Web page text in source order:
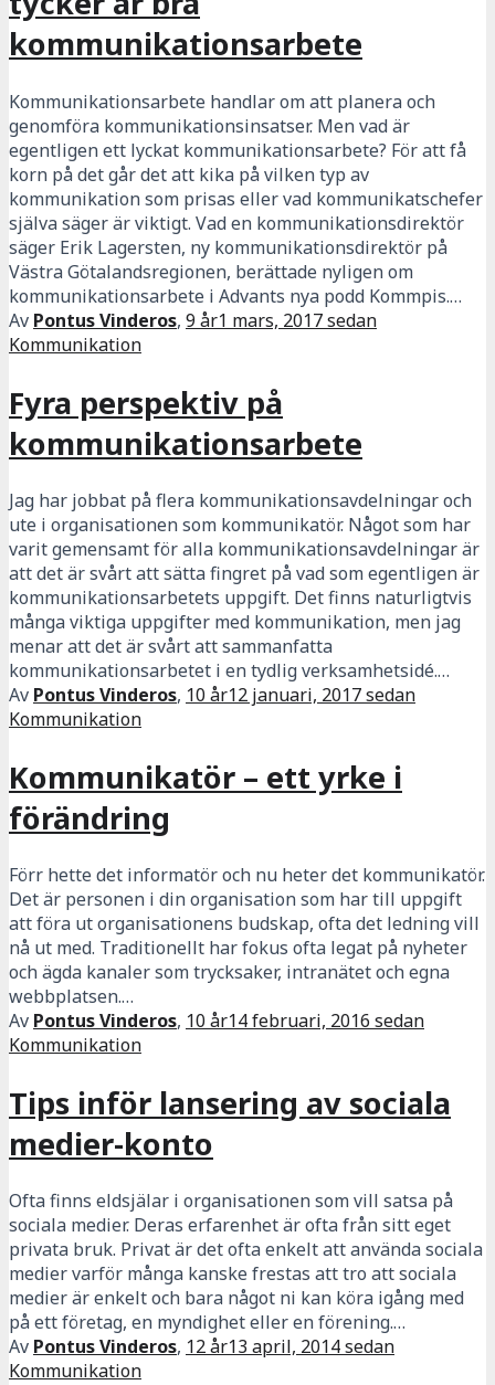
kommunikationsarbete
Kommunikationsarbete handlar om att planera och
genomföra kommunikationsinsatser. Men vad är
egentligen ett lyckat kommunikationsarbete? För att få
korn på det går det att kika på vilken typ av
kommunikation som prisas eller vad kommunikatschefer
själva säger är viktigt. Vad en kommunikationsdirektör
säger Erik Lagersten, ny kommunikationsdirektör på
Västra Götalandsregionen, berättade nyligen om
kommunikationsarbete i Advants nya podd Kommpis.…
Av Pontus Vinderos, 9 år1 mars, 2017sedan
Kommunikation
Fyra perspektiv på
kommunikationsarbete
Jag har jobbat på flera kommunikationsavdelningar och
ute i organisationen som kommunikatör. Något som har
varit gemensamt för alla kommunikationsavdelningar är
att det är svårt att sätta fingret på vad som egentligen är
kommunikationsarbetets uppgift. Det finns naturligtvis
många viktiga uppgifter med kommunikation, men jag
menar att det är svårt att sammanfatta
kommunikationsarbetet i en tydlig verksamhetsidé.…
Av Pontus Vinderos, 10 år12 januari, 2017sedan
Kommunikation
Kommunikatör – ett yrke i
förändring
Förr hette det informatör och nu heter det kommunikatör.
Det är personen i din organisation som har till uppgift
att föra ut organisationens budskap, ofta det ledning vill
nå ut med. Traditionellt har fokus ofta legat på nyheter
och ägda kanaler som trycksaker, intranätet och egna
webbplatsen.…
Av Pontus Vinderos, 10 år14 februari, 2016 sedan
Kommunikation
Tips inför lansering av sociala
medier-konto
Ofta finns eldsjälar i organisationen som vill satsa på
sociala medier. Deras erfarenhet är ofta från sitt eget
privata bruk. Privat är det ofta enkelt att använda sociala
medier varför många kanske frestas att tro att sociala
medier är enkelt och bara något ni kan köra igång med
på ett företag, en myndighet eller en förening.…
Av Pontus Vinderos, 12 år13 april, 2014sedan
Kommunikation